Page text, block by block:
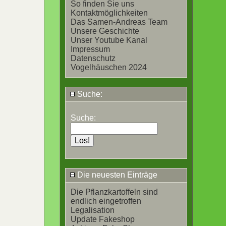
So finden Sie uns
Kontaktmöglichkeiten
Das Samen-Andreas Team
Unsere Geschichte
Unser Youtube Kanal
Impressum
Datenschutz
Vogelhäuschen 2024
Suche:
Suche:
Die neuesten Einträge
Die Pflanzkartoffeln sind
endlich eingetroffen
Legalisation
Update Fakeshop